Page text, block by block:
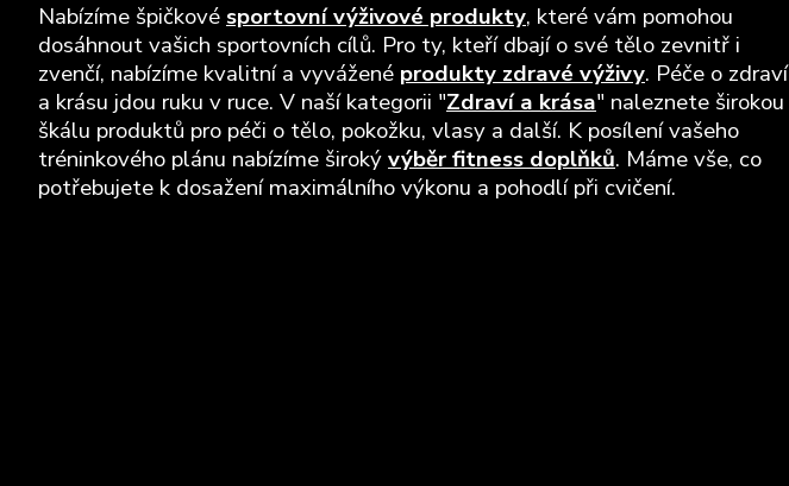
Nabízíme špičkové sportovní výživové produkty, které vám pomohou
dosáhnout vašich sportovních cílů. Pro ty, kteří dbají o své tělo zevnitř i
zvenčí, nabízíme kvalitní a vyvážené produkty zdravé výživy. Péče o zdraví
a krásu jdou ruku v ruce. V naší kategorii "Zdraví a krása" naleznete širokou
škálu produktů pro péči o tělo, pokožku, vlasy a další. K posílení vašeho
tréninkového plánu nabízíme širokývýběr fitness doplňků. Máme vše, co
potřebujete k dosažení maximálního výkonu a pohodlí při cvičení.